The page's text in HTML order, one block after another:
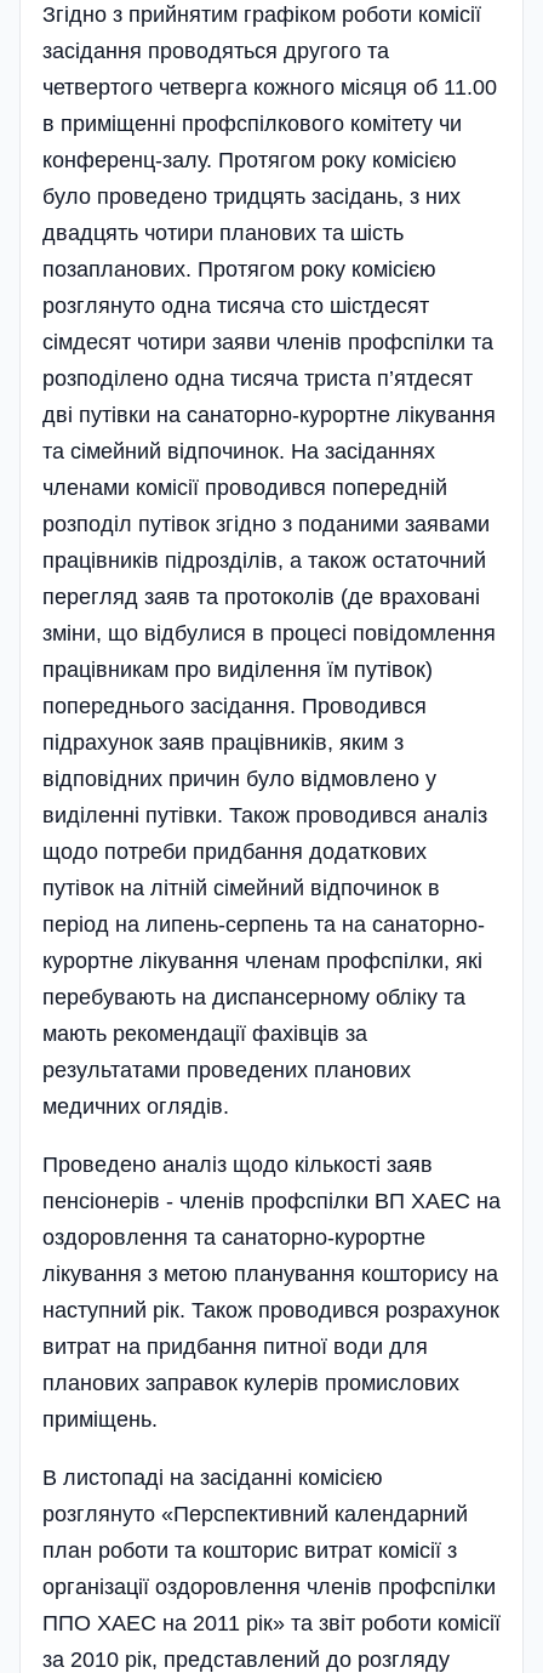
Згідно з прийнятим графіком роботи комісії
засі­дання проводяться другого та
четвертого четверга кожного місяця об 11.00
в приміщенні профспілкового комітету чи
конференц-залу. Протягом року комісією
було проведено тридцять засідань, з них
двадцять чотири планових та шість
позапланових. Протягом року комісією
розглянуто одна тисяча сто шістдесят
сімдесят чотири заяви членів профспілки та
розподілено одна тисяча триста п’ятдесят
дві путівки на санаторно-курортне лікування
та сімейний відпочинок. На засіданнях
членами комісії проводився попередній
розподіл путівок згідно з поданими заявами
працівників підрозділів, а також остаточний
перегляд заяв та протоколів (де враховані
зміни, що відбулися в процесі повідомлення
працівникам про виді­лення їм путівок)
попереднього засідання. Про­во­дився
підрахунок заяв працівників, яким з
відповідних причин було відмовлено у
виділенні путівки. Також проводився аналіз
щодо потреби придбання додаткових
путівок на літній сімейний відпочинок в
період на липень-серпень та на санаторно-
курортне лікування членам профспілки, які
перебувають на диспансерному обліку та
мають рекомендації фахівців за
результатами проведених планових
медичних оглядів.
Проведено аналіз щодо кількості заяв
пенсіонерів - членів профспілки ВП ХАЕС на
оздоровлення та санаторно-курортне
лікування з метою планування кошторису на
наступний рік. Також проводився розрахунок
витрат на придбання питної води для
планових заправок кулерів промислових
приміщень.
В листопаді на засіданні комісією
розглянуто «Перспективний календарний
план роботи та кошторис витрат комісії з
організації оздоровлення членів профспілки
ППО ХАЕС на 2011 рік» та звіт роботи комісії
за 2010 рік, представлений до розгляду